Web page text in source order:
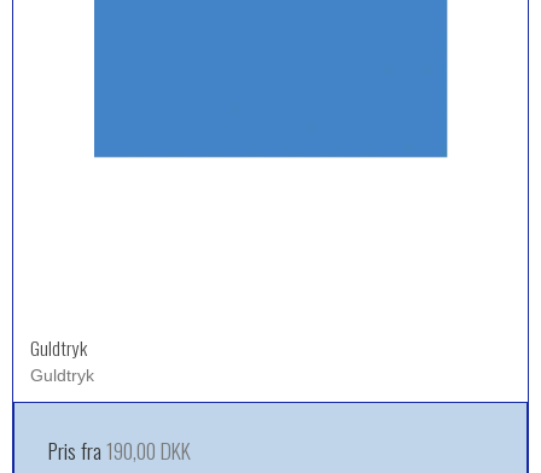
Guldtryk
Guldtryk
Pris fra190,00 DKK